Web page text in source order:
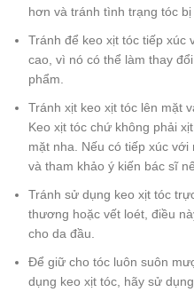
hơn và tránh tình trạng tóc bị
Tránh để keo xịt tóc tiếp xúc
cao, vì nó có thể làm thay
phẩm.
Tránh xịt keo xịt tóc lên mặt
Keo xịt tóc chứ không phải
mặt nha. Nếu có tiếp xúc
và tham khảo ý kiến bác sĩ
Tránh sử dụng keo xịt tóc
thương hoặc vết loét, điều
cho da đầu.
Để giữ cho tóc luôn suôn
dụng keo xịt tóc, hãy sử